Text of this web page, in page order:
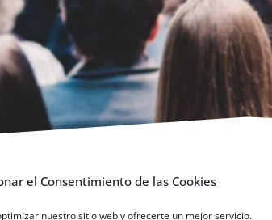
el Consentimiento de las Cookies
nuestro sitio web y ofrecerte un mejor servicio.